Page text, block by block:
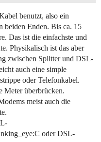
benutzt, also ein
beiden Enden. Bis ca. 15
Das ist die einfachste und
Physikalisch ist das aber
zwischen Splitter und DSL-
auch eine simple
oder Telefonkabel.
Meter überbrücken.
meist auch die
oder DSL-